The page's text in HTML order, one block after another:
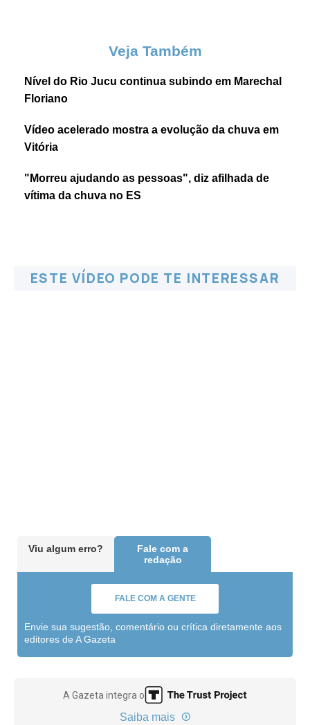
Veja Também
Nível do Rio Jucu continua subindo em Marechal
Floriano
Vídeo acelerado mostra a evolução da chuva em
Vitória
"Morreu ajudando as pessoas", diz afilhada de
vítima da chuva no ES
ESTE VÍDEO PODE TE INTERESSAR
Viu algum erro?
Fale com a
redação
FALE COM A GENTE
Envie sua sugestão, comentário ou crítica diretamente aos
editores de A Gazeta
A Gazeta integra o
Saiba mais